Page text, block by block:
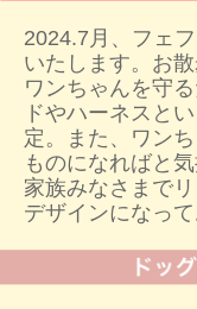
2024.7月、フェ
いたします。お
ワンちゃんを守
ドやハーネスと
定。また、ワン
ものになればと
家族みなさまで
デザインになって